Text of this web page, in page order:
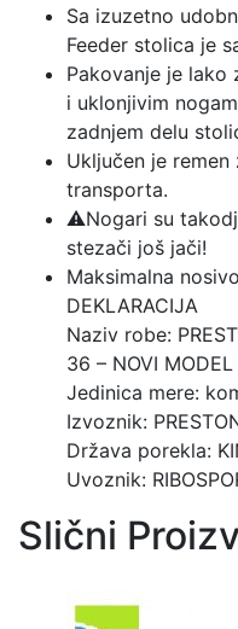
Sa izuzetno
Feeder stolica je
Pakovanje je lako
i uklonjivim
zadnjem delu
Uključen je
transporta.
⚠️Nogari su
stezači još jači!
Maksimalna
DEKLARACIJA
Naziv robe:
36 – NOVI MODEL
Jedinica mere:
Izvoznik:
Država porekla:
Uvoznik:
Slični